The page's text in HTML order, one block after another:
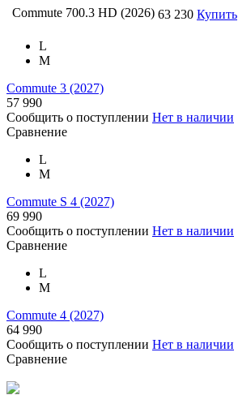
Commute 700.3 HD (2026) 63 230 Купить
L
M
Commute 3 (2027)
57 990
Сообщить о поступлении Нет в наличии
Сравнение
L
M
Commute S 4 (2027)
69 990
Сообщить о поступлении Нет в наличии
Сравнение
L
M
Commute 4 (2027)
64 990
Сообщить о поступлении Нет в наличии
Сравнение